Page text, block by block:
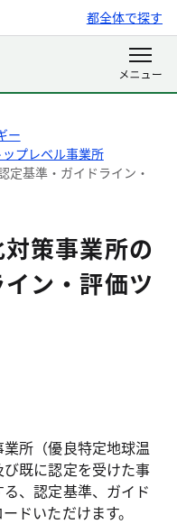
都全体で探す
ー
ップレベル事業所
定基準・ガイドライン・
策事業所の
ン・評価ツ
所（優良特定地球温
既に認定を受けた事
、認定基準、ガイド
ドいただけます。